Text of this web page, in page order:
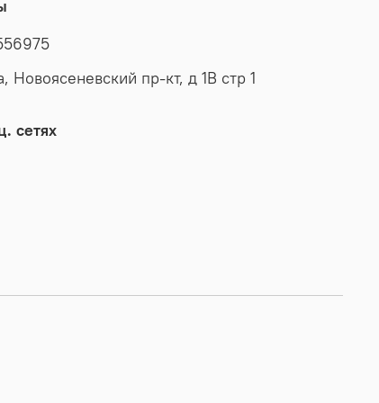
Кожаные куртки лучше, чем любая джинсовая или
одежда благодаря своей эксклюзивности и
для тех, кто ценит качество и комфорт. Куртка
и спортивным стилем, так и с брюками и
практически в любой стиль -
городской, офисный и вечерний. Предлагаем
Новоясеневский пр-кт, д 1В стр 1
сетях